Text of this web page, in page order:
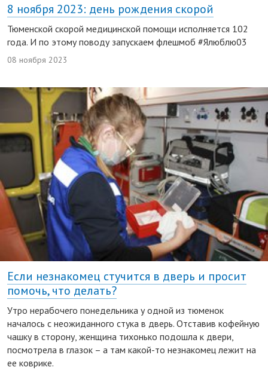
8 ноября 2023: день рождения скорой
Тюменской скорой медицинской помощи исполняется 102
года. И по этому поводу запускаем флешмоб #Ялюблю03
08 ноября 2023
Если незнакомец стучится в дверь и просит
помочь, что делать?
Утро нерабочего понедельника у одной из тюменок
началось с неожиданного стука в дверь. Отставив кофейную
чашку в сторону, женщина тихонько подошла к двери,
посмотрела в глазок – а там какой-то незнакомец лежит на
ее коврике.